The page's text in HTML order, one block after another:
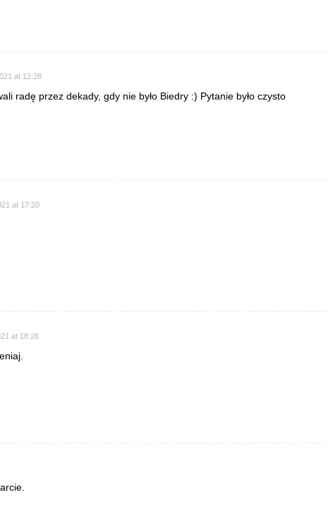
at 12:28
radę przez dekady, gdy nie było Biedry :) Pytanie było czysto
at 17:20
at 18:26